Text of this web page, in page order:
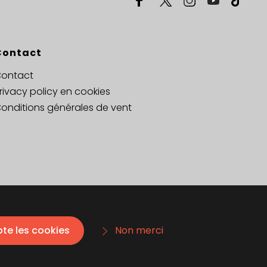
policy en cookies
générales de vent
les cookies Non merci